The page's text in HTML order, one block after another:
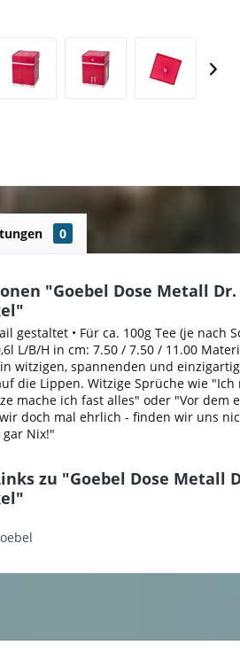
0
"Goebel Dose Metall Dr.
gestaltet • Für ca. 100g Tee (je
L/B/H in cm: 7.50 / 7.50 / 11.00
witzigen, spannenden und
die Lippen. Witzige Sprüche wie
mache ich fast alles" oder "Vor
doch mal ehrlich - finden wir uns
Nix!"
zu "Goebel Dose Metall